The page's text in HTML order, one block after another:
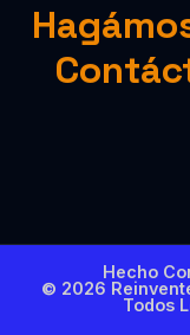
Hecho
© 2026
Todos